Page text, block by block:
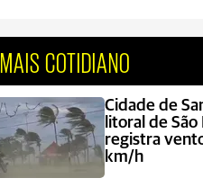
MAIS COTIDIANO
Cidade de
litoral de São
registra
km/h